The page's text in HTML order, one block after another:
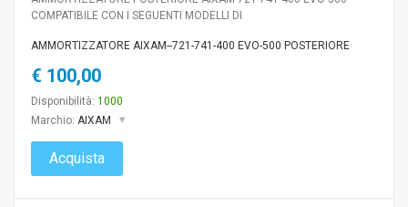
COMPATIBILE CON I SEGUENTI MODELLI DI
AMMORTIZZATORE AIXAM--721-741-400 EVO-500 POSTERIORE
€ 100,00
Disponibilità: 1000
Marchio: AIXAM
Acquista